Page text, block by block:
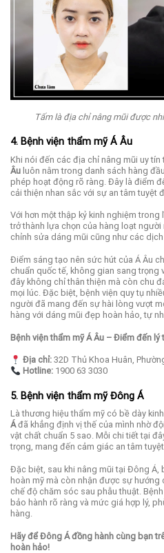
Tấm là địa chỉ nâng mũi được
4. Bệnh viện thẩm mỹ Á Âu
Khi nói đến các địa chỉ nâng mũi uy tín
Âu luôn nằm trong danh sách hàng
phép hoạt động rõ ràng. Đây là điểm
cải thiện nhan sắc với sự an tâm tuyệt
Với hơn một thập kỷ kinh nghiệm trong
trở thành lựa chọn của hàng loạt
chỉnh sửa dáng mũi cũng như các
Điểm sáng tạo nên sức hút của Á Âu
chuẩn quốc tế, không gian sang trọng
đây không chỉ thân thiện mà còn chu
mọi lúc. Đặc biệt, bệnh viện quy tụ
người đã mang đến sự hài lòng vượt
hàng với dáng mũi đẹp hoàn hảo, tự
Bệnh viện thẩm mỹ Á Âu – Điểm đến
Địa chỉ:32D Thủ Khoa Huân,
Hotline:1900 63 3030
5. Bệnh viện thẩm mỹ Đông Á
Là thương hiệu thẩm mỹ có bề dày
Áđã khẳng định vị thế của mình nhờ
vật chất chuẩn 5 sao. Mỗi chi tiết tại
trọng, mang đến cảm giác an tâm
Đặc biệt, sau khi nâng mũi tại Đông Á,
hoàn mỹ mà còn nhận được sự
chế độ chăm sóc sau phẫu thuật.
bảo hành rõ ràng và mức giá hợp lý,
hàng.
Hãy để Đông Á đồng hành cùng bạn
hoàn hảo!